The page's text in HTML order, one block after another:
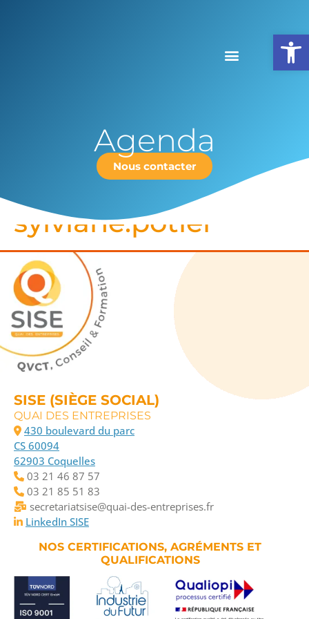
Nous contacter
Agenda
Auteur/autrice :
sylviane.potier
SISE (SIÈGE SOCIAL)
QUAI DES ENTREPRISES
430 boulevard du parc
CS 60094
62903 Coquelles
03 21 46 87 57
03 21 85 51 83
secretariatsise@quai-des-entreprises.fr
LinkedIn SISE
NOS CERTIFICATIONS, AGRÉMENTS ET
QUALIFICATIONS